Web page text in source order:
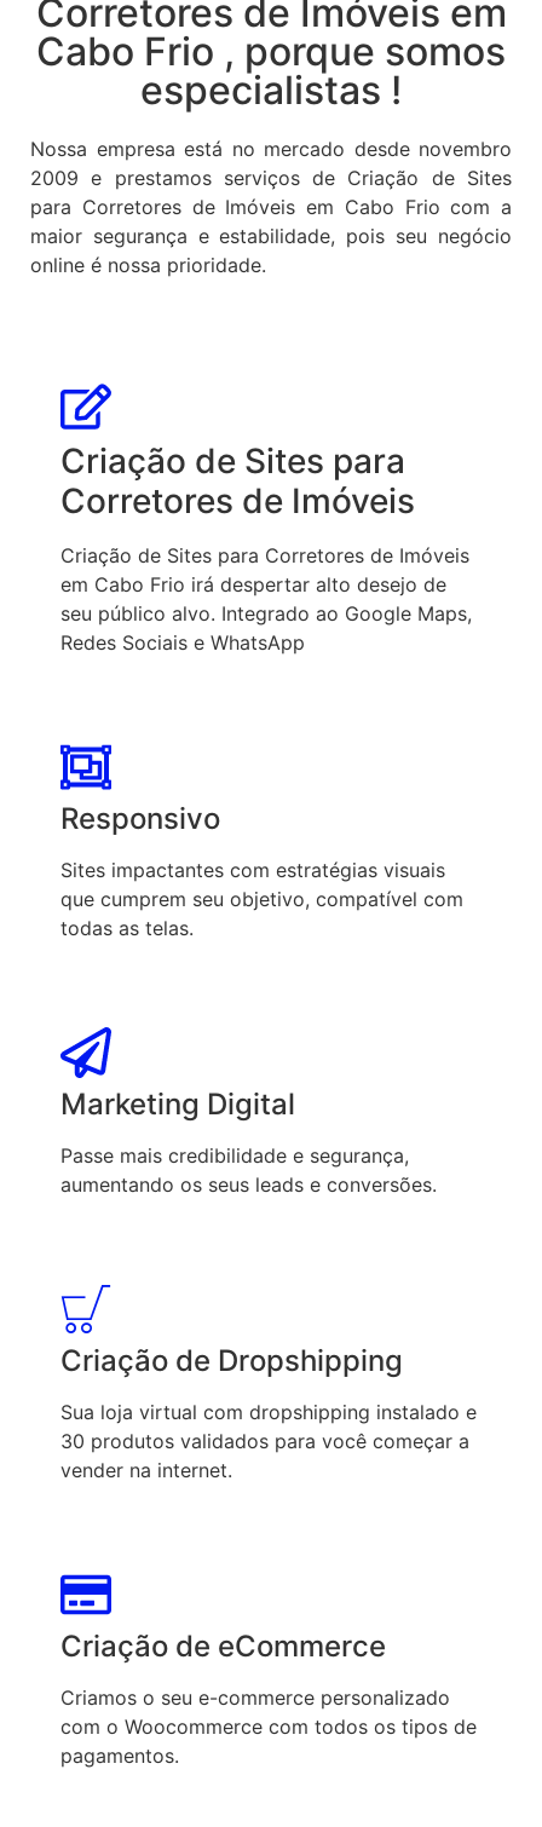
Corretores de Imóveis em
Cabo Frio , porque somos
especialistas !
Nossa empresa está no mercado desde novembro
2009 e prestamos serviços de Criação de Sites
para Corretores de Imóveis em Cabo Frio com a
maior segurança e estabilidade, pois seu negócio
online é nossa prioridade.
Criação de Sites para
Corretores de Imóveis
Criação de Sites para Corretores de Imóveis
em Cabo Frio irá despertar alto desejo de
seu público alvo. Integrado ao Google Maps,
Redes Sociais e WhatsApp
Responsivo
Sites impactantes com estratégias visuais
que cumprem seu objetivo, compatível com
todas as telas.
Marketing Digital
Passe mais credibilidade e segurança,
aumentando os seus leads e conversões.
Criação de Dropshipping
Sua loja virtual com dropshipping instalado e
30 produtos validados para você começar a
vender na internet.
Criação de eCommerce
Criamos o seu e-commerce personalizado
com o Woocommerce com todos os tipos de
pagamentos.